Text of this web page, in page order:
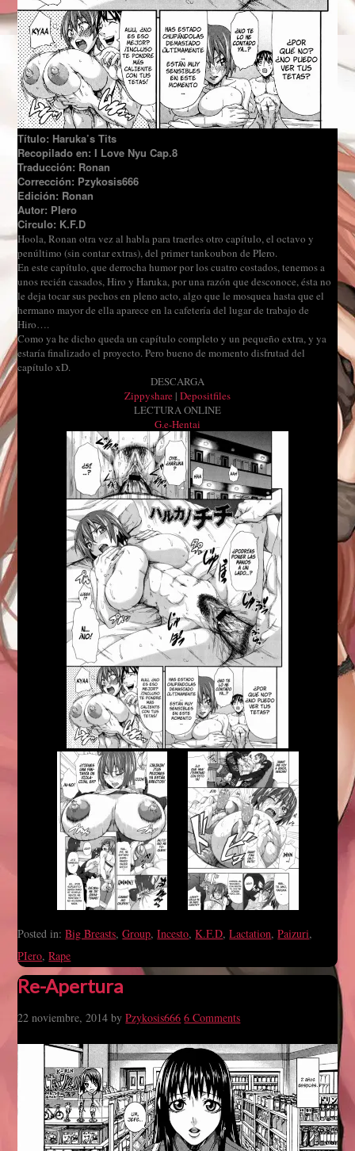
Título: Haruka’s Tits
Recopilado en: I Love Nyu Cap.8
Traducción: Ronan
Corrección: Pzykosis666
Edición: Ronan
Autor: PIero
Circulo: K.F.D
Hoola, Ronan otra vez al habla para traerles otro capítulo, el octavo y
penúltimo (sin contar extras), del primer tankoubon de PIero.
En este capítulo, que derrocha humor por los cuatro costados, tenemos a
unos recién casados, Hiro y Haruka, por una razón que desconoce, ésta no
le deja tocar sus pechos en pleno acto, algo que le mosquea hasta que el
hermano mayor de ella aparece en la cafetería del lugar de trabajo de
Hiro….
Como ya he dicho queda un capítulo completo y un pequeño extra, y ya
estaría finalizado el proyecto. Pero bueno de momento disfrutad del
capítulo xD.
DESCARGA
Zippyshare | Depositfiles
LECTURA ONLINE
G.e-Hentai
Posted in:Big Breasts,Group,Incesto,K.F.D,Lactation,Paizuri,
PIero,Rape
Re-Apertura
22 noviembre, 2014 byPzykosis666 6 Comments